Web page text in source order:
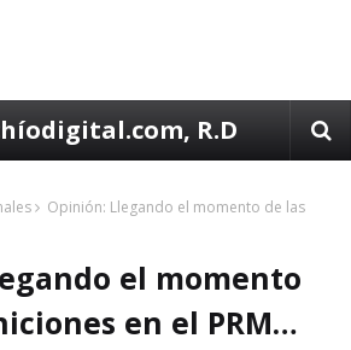
R.D
Opinión: Llegando el momento de las
el momento
en el PRM…